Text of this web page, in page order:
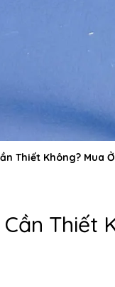
Thiết
Thiết Không? Mua